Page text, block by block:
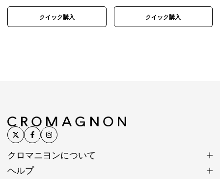
クイック購入 クイック購入
クロマニヨンについて
ヘルプ